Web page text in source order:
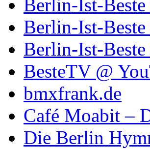
Berlin-Ist-
Berlin-Ist-
Berlin-Ist-
BesteTV @
bmxfrank.de
Café Moabit –
Die Berlin